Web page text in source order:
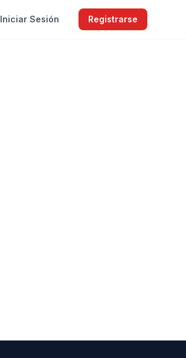
Iniciar Sesión Registrarse